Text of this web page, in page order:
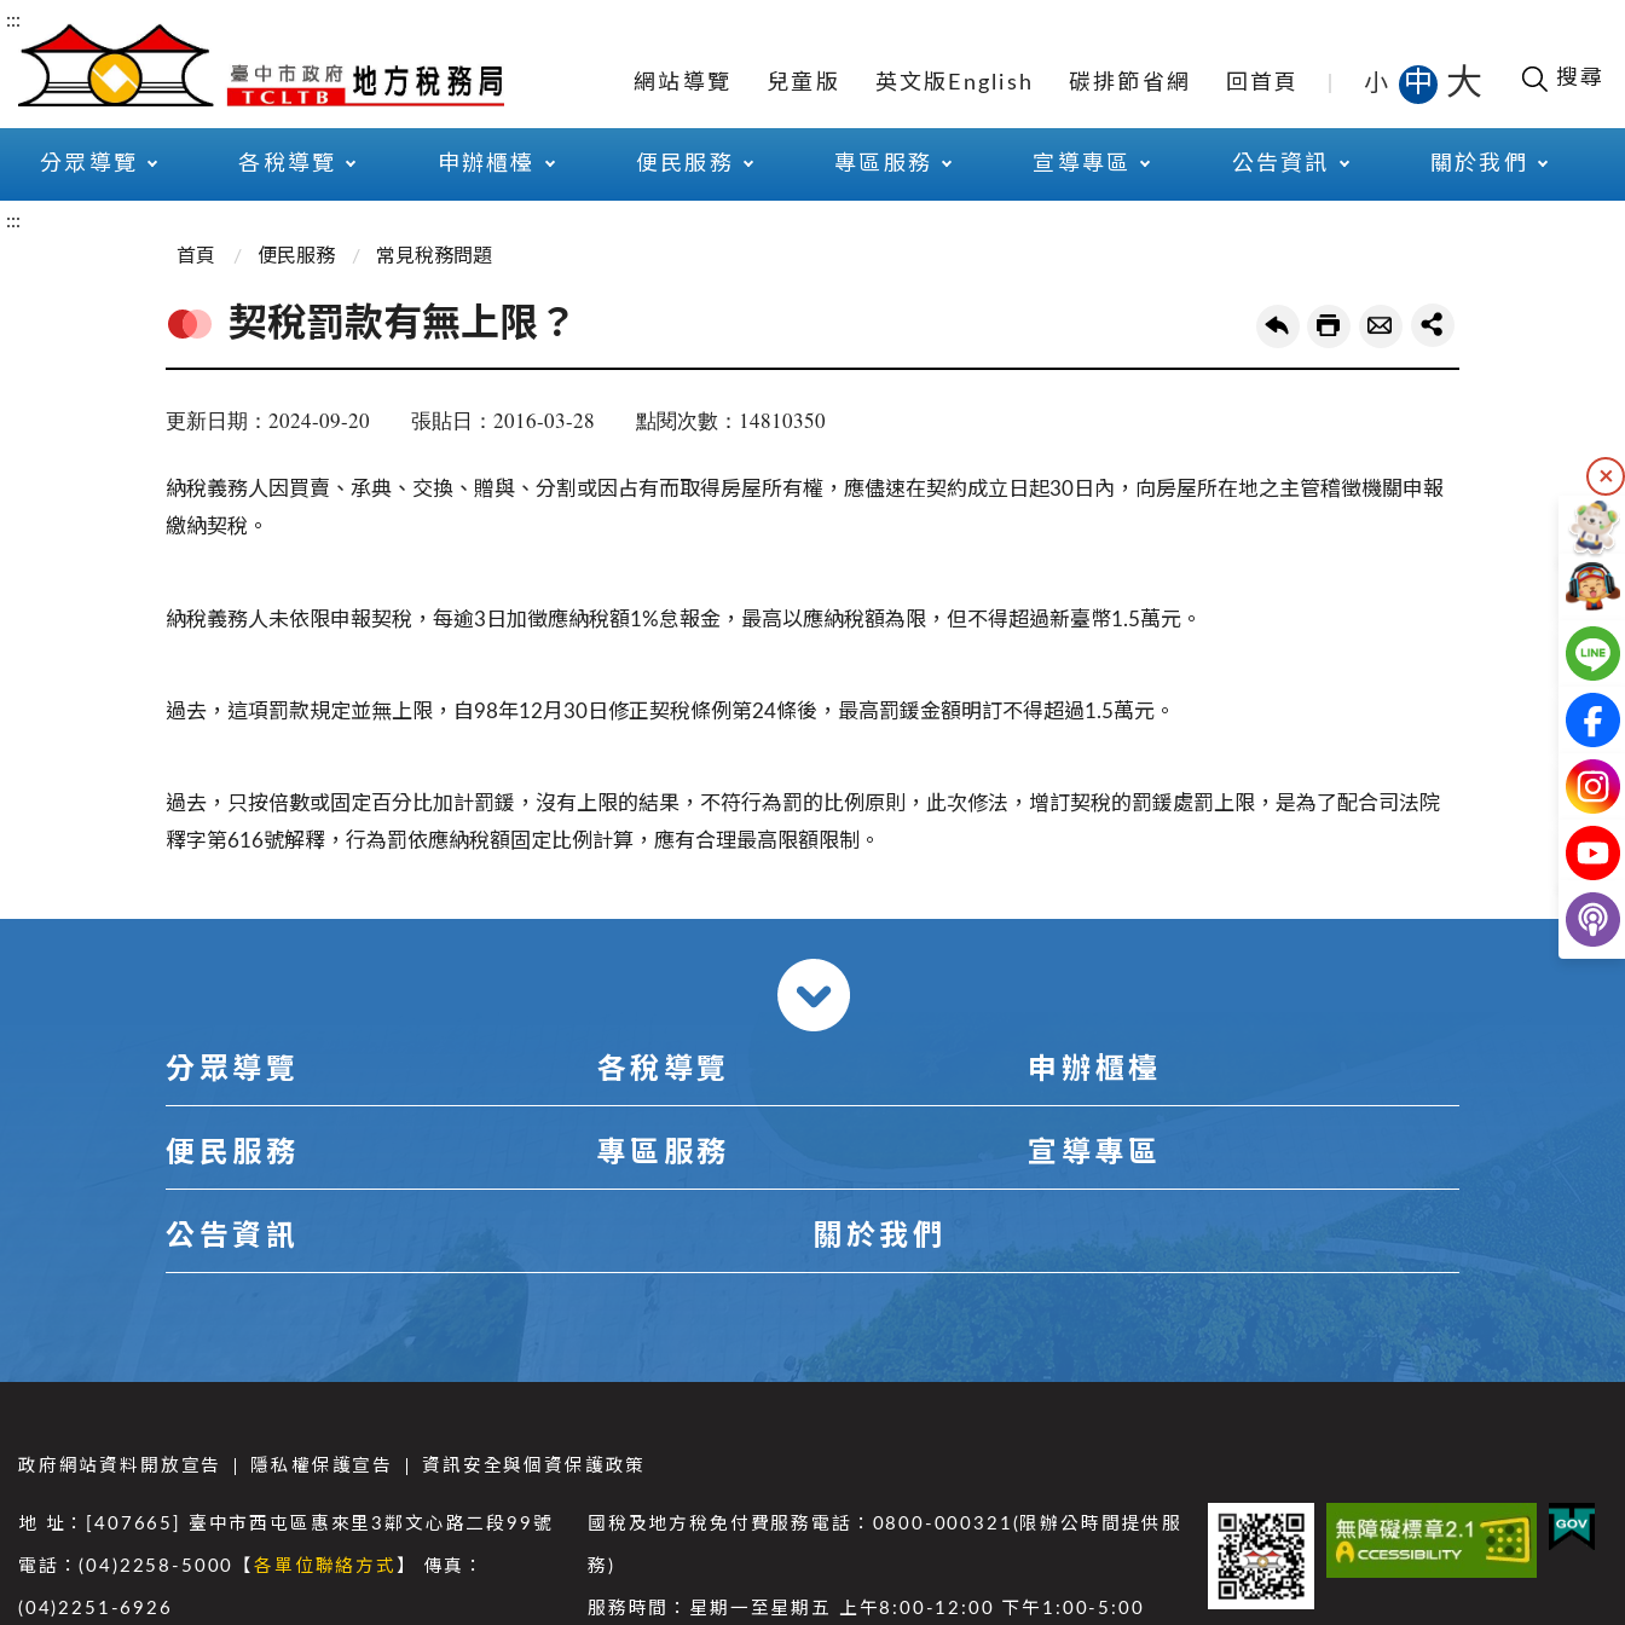
:::
網站導覽 兒童版 英文版English 碳排節省網 回首頁 小 中 大 搜尋
分眾導覽 各稅導覽 申辦櫃檯 便民服務 專區服務 宣導專區 公告資訊 關於我們
:::
首頁
便民服務 常見稅務問題
契稅罰款有無上限？
更新日期：2024-09-20 張貼日：2016-03-28 點閱次數：14810350
納稅義務人因買賣、承典、交換、贈與、分割或因占有而取得房屋所有權，應儘速在契約成立日起30日內，向房屋所在地之主管稽徵機關申報
繳納契稅。
納稅義務人未依限申報契稅，每逾3日加徵應納稅額1%怠報金，最高以應納稅額為限，但不得超過新臺幣1.5萬元。
過去，這項罰款規定並無上限，自98年12月30日修正契稅條例第24條後，最高罰鍰金額明訂不得超過1.5萬元。
過去，只按倍數或固定百分比加計罰鍰，沒有上限的結果，不符行為罰的比例原則，此次修法，增訂契稅的罰鍰處罰上限，是為了配合司法院
釋字第616號解釋，行為罰依應納稅額固定比例計算，應有合理最高限額限制。
分眾導覽 各稅導覽 申辦櫃檯
便民服務 專區服務 宣導專區
公告資訊 關於我們
政府網站資料開放宣告 隱私權保護宣告 資訊安全與個資保護政策
地 址：[407665] 臺中市西屯區惠來里3鄰文心路二段99號
電話：(04)2258-5000【各單位聯絡方式 】 傳真：
(04)2251-6926
國稅及地方稅免付費服務電話：0800-000321(限辦公時間提供服
務)
服務時間：星期一至星期五 上午8:00-12:00 下午1:00-5:00